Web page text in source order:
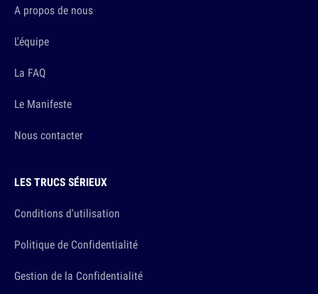
A propos de nous
L'équipe
La FAQ
Le Manifeste
Nous contacter
LES TRUCS SÉRIEUX
Conditions d'utilisation
Politique de Confidentialité
Gestion de la Confidentialité